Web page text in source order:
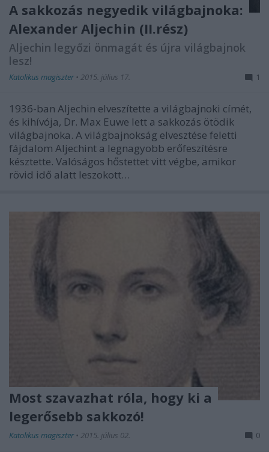
A sakkozás negyedik világbajnoka:
Alexander Aljechin (II.rész)
Aljechin legyőzi önmagát és újra világbajnok
lesz!
Katolikus magiszter • 2015. július 17. 1
1936-ban Aljechin elveszítette a világbajnoki címét,
és kihívója, Dr. Max Euwe lett a sakkozás ötödik
világbajnoka. A világbajnokság elvesztése feletti
fájdalom Aljechint a legnagyobb erőfeszítésre
késztette. Valóságos hőstettet vitt végbe, amikor
rövid idő alatt leszokott…
Most szavazhat róla, hogy ki a
legerősebb sakkozó!
Katolikus magiszter • 2015. július 02. 0